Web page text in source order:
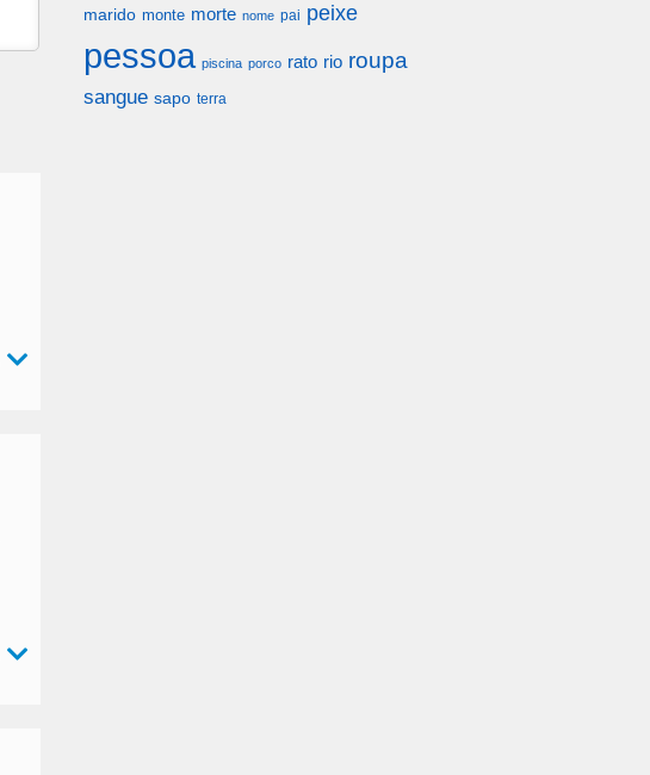
marido monte morte nome pai peixe
pessoa piscina porco rato rio roupa
sangue sapo terra